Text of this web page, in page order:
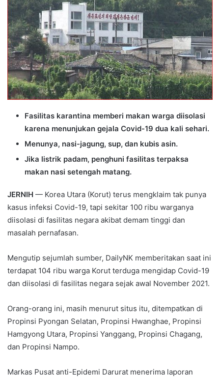
Fasilitas karantina memberi makan warga diisolasi
karena menunjukan gejala Covid-19 dua kali sehari.
Menunya, nasi-jagung, sup, dan kubis asin.
Jika listrik padam, penghuni fasilitas terpaksa
makan nasi setengah matang.
JERNIH — Korea Utara (Korut) terus mengklaim tak punya
kasus infeksi Covid-19, tapi sekitar 100 ribu warganya
diisolasi di fasilitas negara akibat demam tinggi dan
masalah pernafasan.
Mengutip sejumlah sumber, DailyNK memberitakan saat ini
terdapat 104 ribu warga Korut terduga mengidap Covid-19
dan diisolasi di fasilitas negara sejak awal November 2021.
Orang-orang ini, masih menurut situs itu, ditempatkan di
Propinsi Pyongan Selatan, Propinsi Hwanghae, Propinsi
Hamgyong Utara, Propinsi Yanggang, Propinsi Chagang,
dan Propinsi Nampo.
Markas Pusat anti-Epidemi Darurat menerima laporan